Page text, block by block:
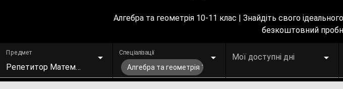
Алгебра та геометрія 10-11 клас | Знайдіть свого
безкоштовний
Предмет
Репетитор Математики
Спеціалізації
Алгебра та геометрія 10-11 клас
Мої доступні дні